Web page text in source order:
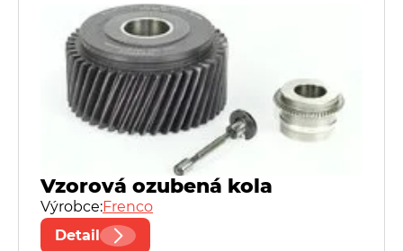
Vzorová ozubená kola
Výrobce:Frenco
Detail